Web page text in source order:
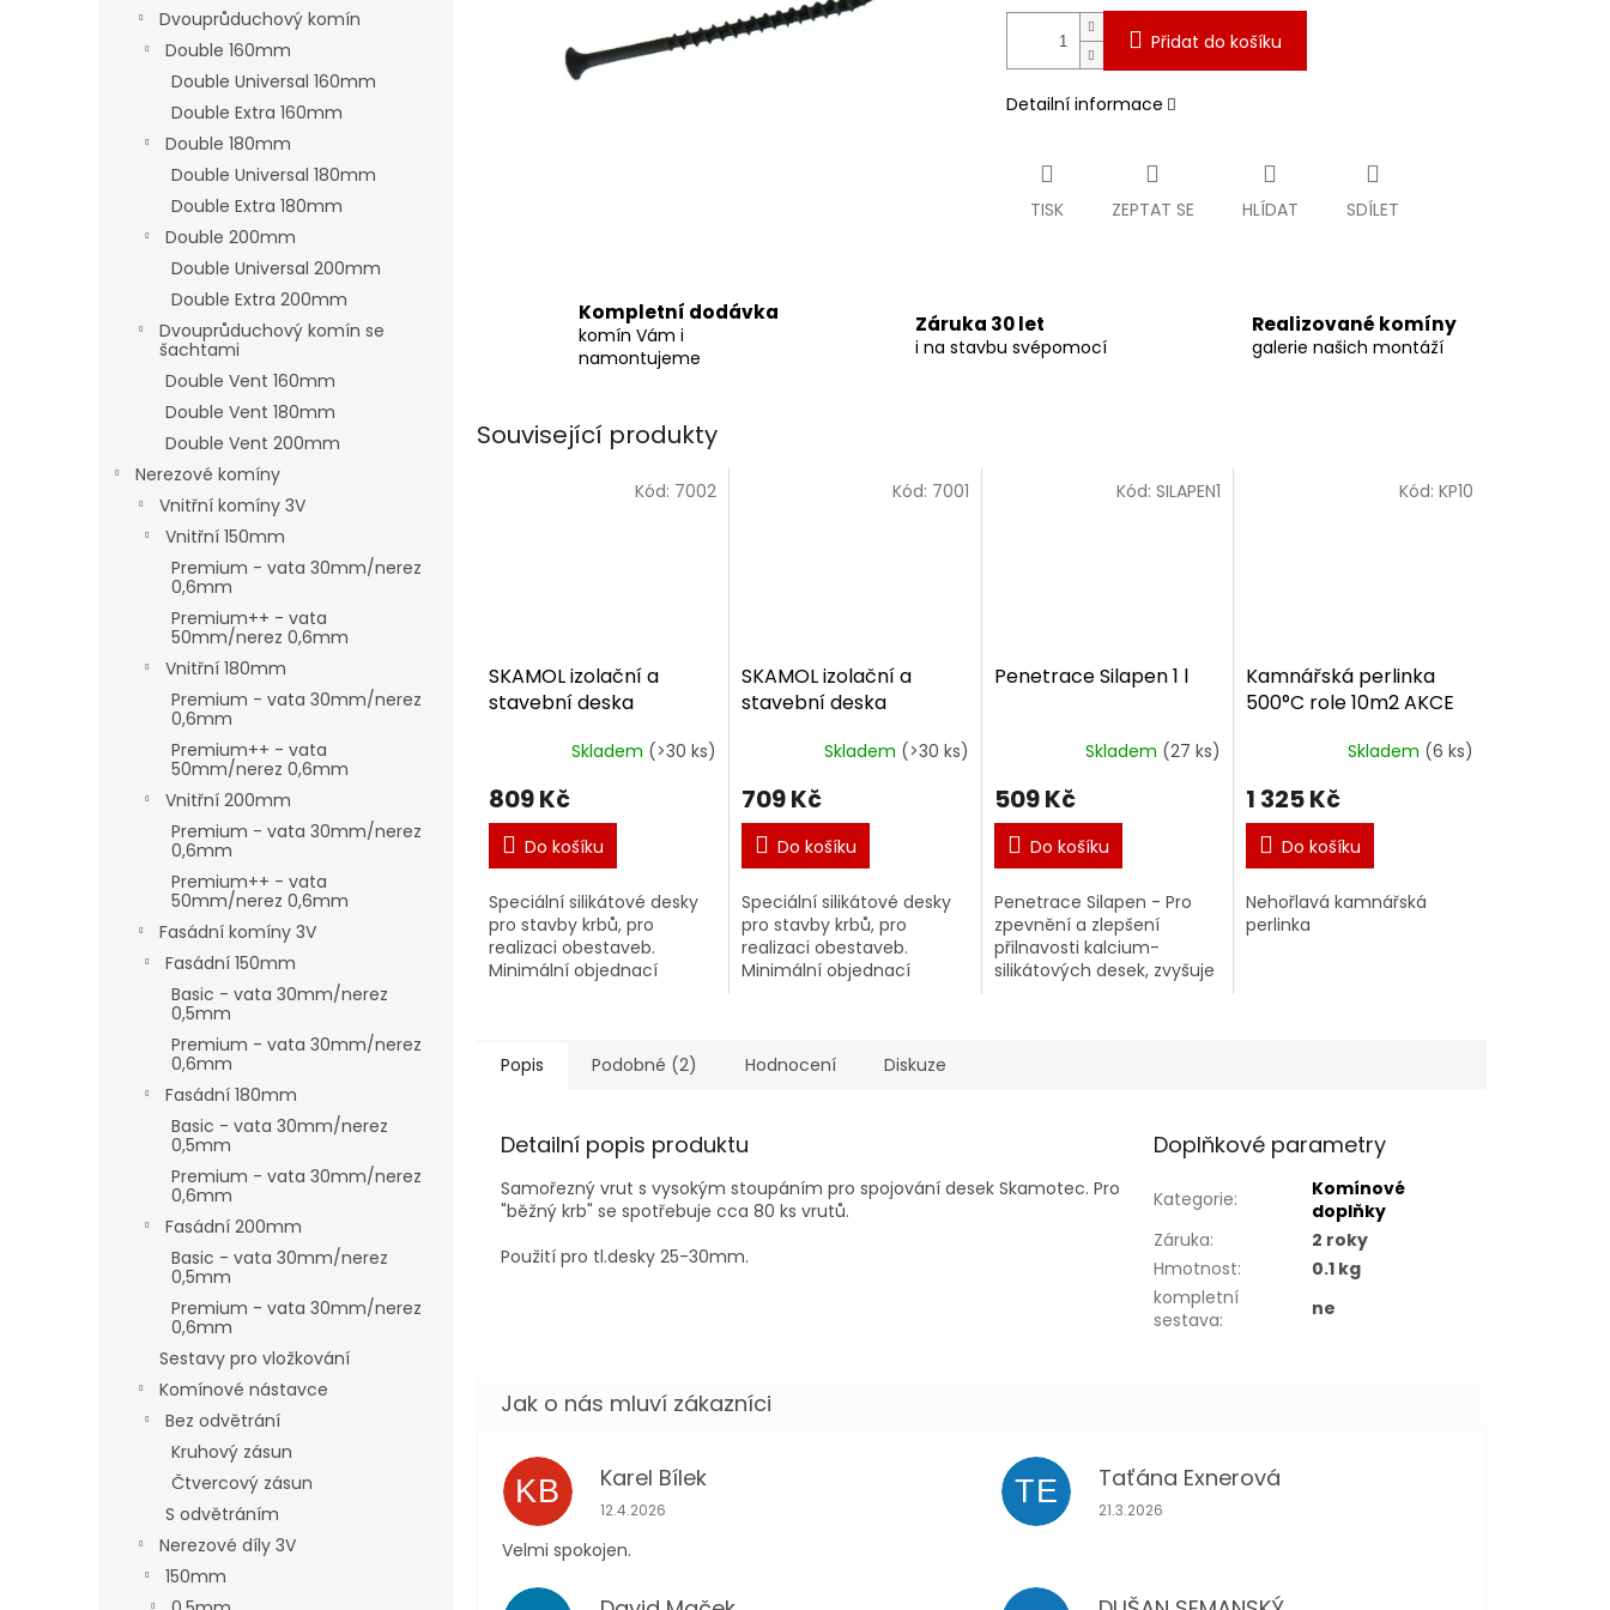
Dvouprůduchový komín
Double 160mm
Double Universal 160mm
Double Extra 160mm
Double 180mm
Double Universal 180mm
Double Extra 180mm
Double 200mm
Double Universal 200mm
Double Extra 200mm
Dvouprůduchový komín se
šachtami
Double Vent 160mm
Double Vent 180mm
Double Vent 200mm
Nerezové komíny
Vnitřní komíny 3V
Vnitřní 150mm
Premium - vata 30mm/nerez
0,6mm
Premium++ - vata
50mm/nerez 0,6mm
Vnitřní 180mm
Premium - vata 30mm/nerez
0,6mm
Premium++ - vata
50mm/nerez 0,6mm
Vnitřní 200mm
Premium - vata 30mm/nerez
0,6mm
Premium++ - vata
50mm/nerez 0,6mm
Fasádní komíny 3V
Fasádní 150mm
Basic - vata 30mm/nerez
0,5mm
Premium - vata 30mm/nerez
0,6mm
Fasádní 180mm
Basic - vata 30mm/nerez
0,5mm
Premium - vata 30mm/nerez
0,6mm
Fasádní 200mm
Basic - vata 30mm/nerez
0,5mm
Premium - vata 30mm/nerez
0,6mm
Sestavy pro vložkování
Komínové nástavce
Bez odvětrání
Kruhový zásun
Čtvercový zásun
S odvětráním
Nerezové díly 3V
150mm
Přidat do košíku
Detailní informace
TISK ZEPTAT SE HLÍDAT SDÍLET
Kompletní dodávka
komín Vám i
namontujeme
Záruka 30 let
i na stavbu svépomocí
Realizované komíny
galerie našich montáží
Související produkty
SKAMOL izolační a
stavební deska
Skladem (>30 ks)
809 Kč
Do košíku
Speciální silikátové desky
pro stavby krbů, pro
realizaci obestaveb.
Minimální objednací
Kód: 7002
SKAMOL izolační a
stavební deska
Skladem (>30 ks)
709 Kč
Do košíku
Speciální silikátové desky
pro stavby krbů, pro
realizaci obestaveb.
Minimální objednací
Kód: 7001
Penetrace Silapen 1 l
Skladem (27 ks)
509 Kč
Do košíku
Penetrace Silapen - Pro
zpevnění a zlepšení
přilnavosti kalcium-
silikátových desek, zvyšuje
Kód:SILAPEN1
Kamnářská perlinka
500°C role 10m2 AKCE
Skladem (6 ks)
1 325 Kč
Do košíku
Nehořlavá kamnářská
perlinka
Kód: KP10
Popis Podobné (2) Hodnocení Diskuze
Detailní popis produktu
Samořezný vrut s vysokým stoupáním pro spojování desek Skamotec. Pro
"běžný krb" se spotřebuje cca 80 ks vrutů.
Použití pro tl.desky 25-30mm.
Doplňkové parametry
Kategorie:
Komínové
doplňky
Záruka:
2 roky
Hmotnost:
0.1 kg
kompletní
sestava: ne
KB Karel Bílek
Hodnocení obchodu je 5 z 5 hvězdiček.
12.4.2026
Velmi spokojen.
TE Taťána Exnerová
Hodnocení obchodu je 5 z 5 hvězdiček.
21.3.2026